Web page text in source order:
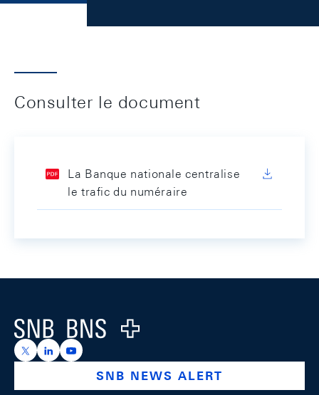
Consulter le document
La Banque nationale centralise
le trafic du numéraire
Logo
https://x.com/snb_bns
https://ch.linkedin.com/company/swiss-national-
https://www.youtube.com/@swissnationalbank
SNB NEWS ALERT